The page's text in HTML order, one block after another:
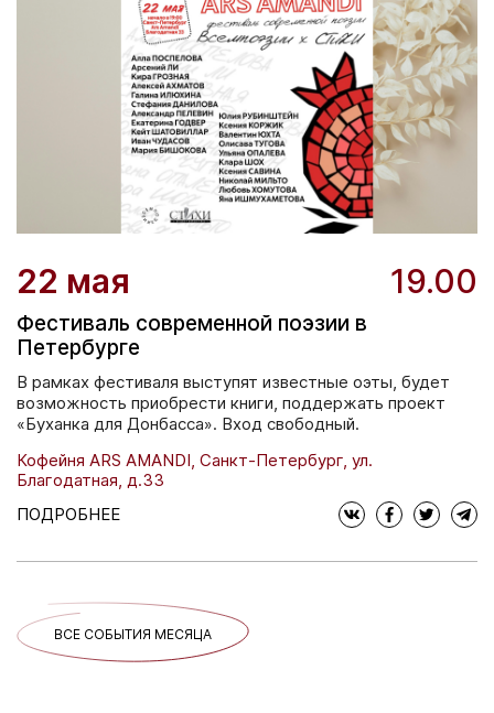
22 мая 19.00
Фестиваль современной поэзии в
Петербурге
В рамках фестиваля выступят известные оэты, будет
возможность приобрести книги, поддержать проект
«Буханка для Донбасса». Вход свободный.
Кофейня ARS AMANDI, Санкт-Петербург, ул.
Благодатная, д.33
ПОДРОБНЕЕ
ВСЕ СОБЫТИЯ МЕСЯЦА